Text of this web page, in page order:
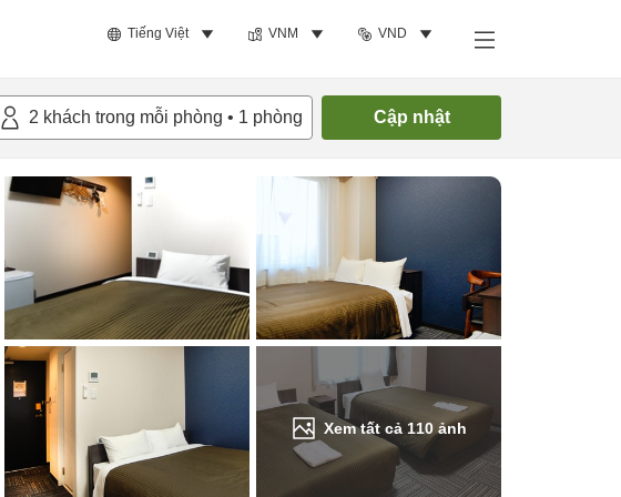
Tiếng Việt VNM VND
2 khách trong mỗi phòng • 1 phòng Cập nhật
Xem tất cả 110 ảnh
Tìm phòng trống